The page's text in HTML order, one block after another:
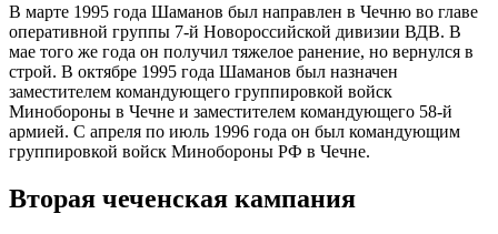
В марте 1995 года Шаманов был направлен в Чечню во главе
оперативной группы 7-й Новороссийской дивизии ВДВ. В
мае того же года он получил тяжелое ранение, но вернулся в
строй. В октябре 1995 года Шаманов был назначен
заместителем командующего группировкой войск
Минобороны в Чечне и заместителем командующего 58-й
армией. С апреля по июль 1996 года он был командующим
группировкой войск Минобороны РФ в Чечне.
Вторая чеченская кампания